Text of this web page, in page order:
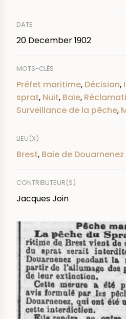
DATE
20 December 1902
MOTS-CLÉS
Préfet maritime, Décision,
sprat, Nuit, Baie,
Surveillance de la pêche,
LIEU(X)
Brest, Baie de Douarnenez
CONTRIBUTEUR(S)
Jacques Join
IMAGE